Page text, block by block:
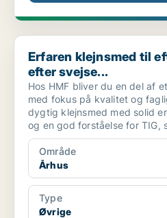
Erfaren klejnsmed til
Erfaren klejnsmed til
efter svejse...
Hos HMF bliver du en del af
med fokus på kvalitet og
dygtig klejnsmed med solid
og en god forståelse for TIG,
Område
Århus
Type
Øvrige